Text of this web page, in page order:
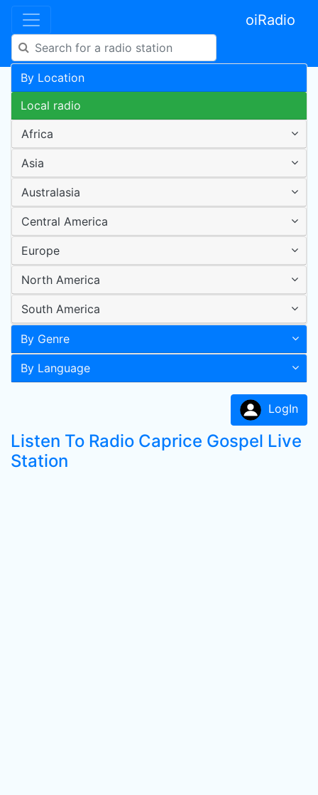
oiRadio
By Location
Local radio
Africa
Asia
Australasia
Central America
Europe
North America
South America
By Genre
By Language
LogIn
Listen To Radio Caprice Gospel Live
Station